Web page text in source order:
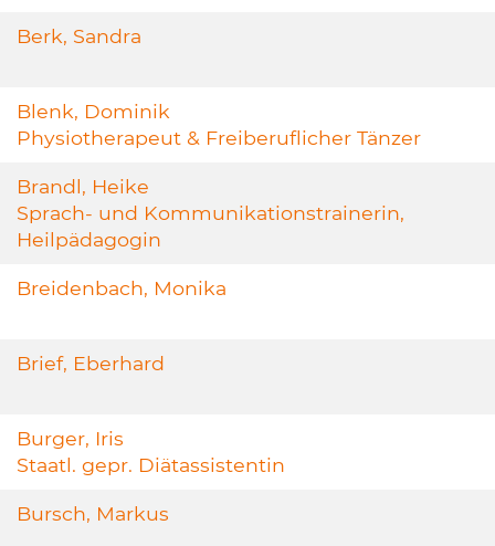
Berk, Sandra
Blenk, Dominik
Physiotherapeut & Freiberuflicher Tänzer
Brandl, Heike
Sprach- und Kommunikationstrainerin,
Heilpädagogin
Breidenbach, Monika
Brief, Eberhard
Burger, Iris
Staatl. gepr. Diätassistentin
Bursch, Markus